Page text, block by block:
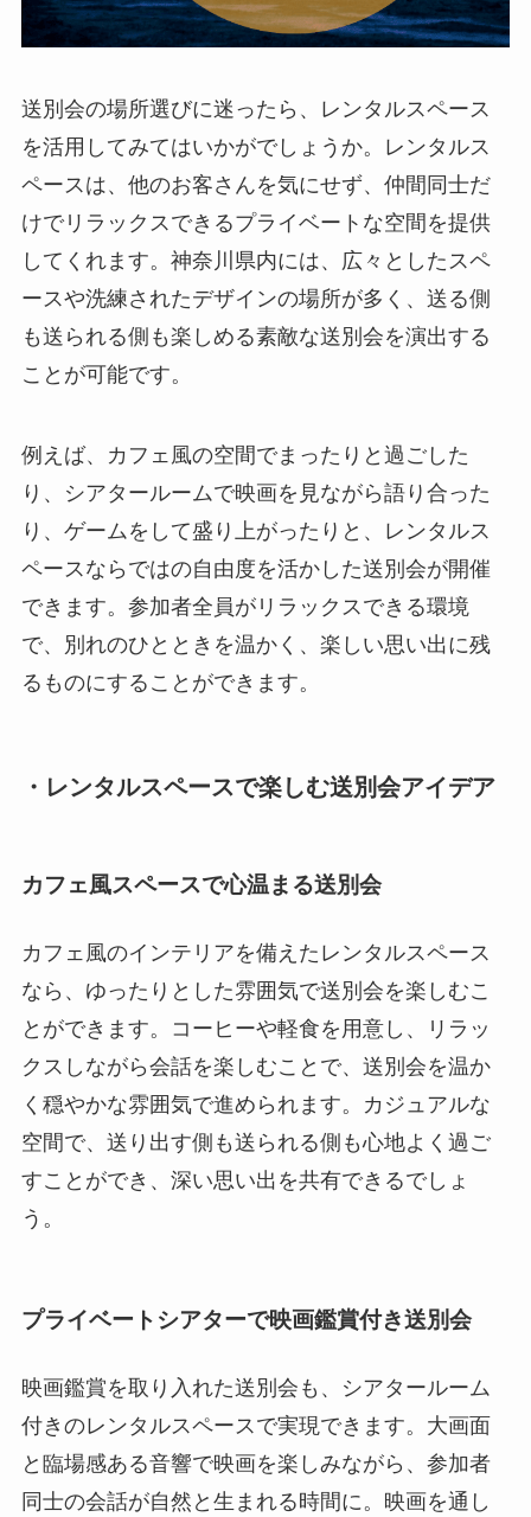
送別会の場所選びに迷ったら、レンタルスペース
を活用してみてはいかがでしょうか。レンタルス
ペースは、他のお客さんを気にせず、仲間同士だ
けでリラックスできるプライベートな空間を提供
してくれます。神奈川県内には、広々としたスペ
ースや洗練されたデザインの場所が多く、送る側
も送られる側も楽しめる素敵な送別会を演出する
ことが可能です。
例えば、カフェ風の空間でまったりと過ごした
り、シアタールームで映画を見ながら語り合った
り、ゲームをして盛り上がったりと、レンタルス
ペースならではの自由度を活かした送別会が開催
できます。参加者全員がリラックスできる環境
で、別れのひとときを温かく、楽しい思い出に残
るものにすることができます。
・レンタルスペースで楽しむ送別会アイデア
カフェ風スペースで心温まる送別会
カフェ風のインテリアを備えたレンタルスペース
なら、ゆったりとした雰囲気で送別会を楽しむこ
とができます。コーヒーや軽食を用意し、リラッ
クスしながら会話を楽しむことで、送別会を温か
く穏やかな雰囲気で進められます。カジュアルな
空間で、送り出す側も送られる側も心地よく過ご
すことができ、深い思い出を共有できるでしょ
う。
プライベートシアターで映画鑑賞付き送別会
映画鑑賞を取り入れた送別会も、シアタールーム
付きのレンタルスペースで実現できます。大画面
と臨場感ある音響で映画を楽しみながら、参加者
同士の会話が自然と生まれる時間に。映画を通し